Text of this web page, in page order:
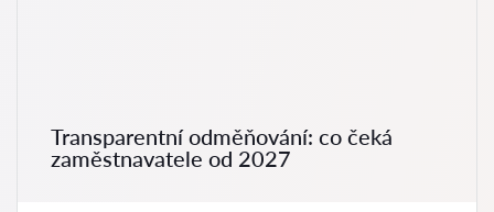
Transparentní odměňování: co čeká
zaměstnavatele od 2027